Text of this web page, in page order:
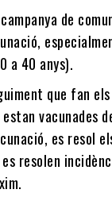
campanya de
a 40 anys).
que fan
vacunades
es resol
resolen